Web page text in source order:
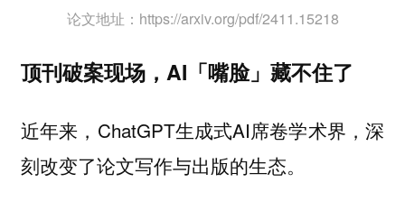
论文地址：https://arxiv.org/pdf/2411.15218
顶刊破案现场，AI「嘴脸」藏不住了
近年来，ChatGPT生成式AI席卷学术界，深
刻改变了论文写作与出版的生态。